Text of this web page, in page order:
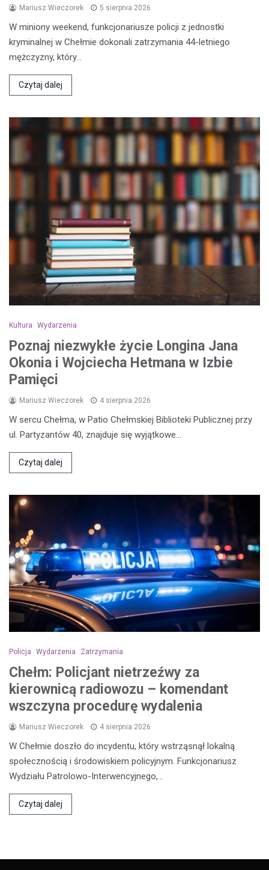
Mariusz Wieczorek 5 sierpnia 2026
W miniony weekend, funkcjonariusze policji z jednostki
kryminalnej w Chełmie dokonali zatrzymania 44-letniego
mężczyzny, który…
Czytaj dalej
Kultura Wydarzenia
Poznaj niezwykłe życie Longina Jana
Okonia i Wojciecha Hetmana w Izbie
Pamięci
Mariusz Wieczorek 4 sierpnia 2026
W sercu Chełma, w Patio Chełmskiej Biblioteki Publicznej przy
ul. Partyzantów 40, znajduje się wyjątkowe…
Czytaj dalej
Policja Wydarzenia Zatrzymania
Chełm: Policjant nietrzeźwy za
kierownicą radiowozu – komendant
wszczyna procedurę wydalenia
Mariusz Wieczorek 4 sierpnia 2026
W Chełmie doszło do incydentu, który wstrząsnął lokalną
społecznością i środowiskiem policyjnym. Funkcjonariusz
Wydziału Patrolowo-Interwencyjnego,…
Czytaj dalej